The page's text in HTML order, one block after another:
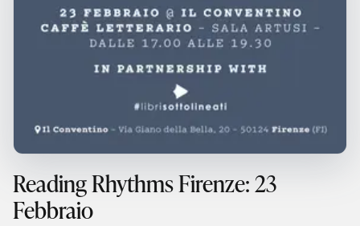
Reading Rhythms Firenze: 23
Febbraio